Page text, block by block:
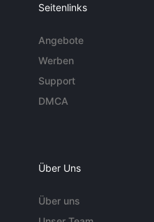
Seitenlinks
Angebote
Werben
Support
DMCA
Über Uns
Über uns